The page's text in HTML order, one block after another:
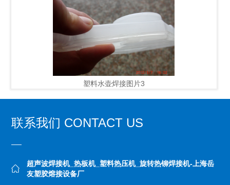
塑料水壶焊接图片3
联系我们 CONTACT US
超声波焊接机_热板机_塑料热压机_旋转热铆焊接机-上海岳
友塑胶熔接设备厂